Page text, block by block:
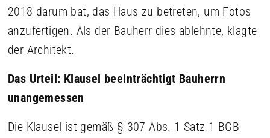
2018 darum bat, das Haus zu betreten, um Fotos
anzufertigen. Als der Bauherr dies ablehnte, klagte
der Architekt.
Das Urteil: Klausel beeinträchtigt Bauherrn
unangemessen
Die Klausel ist gemäß § 307 Abs. 1 Satz 1 BGB